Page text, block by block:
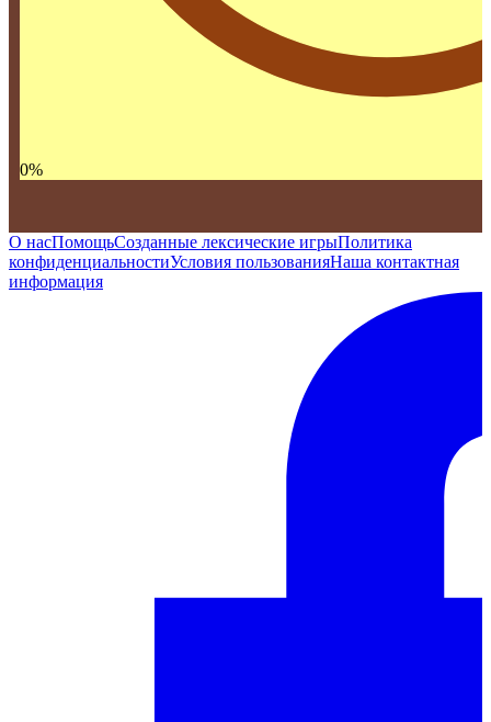
0%
О насПомощьСозданные лексические игрыПолитика
конфиденциальностиУсловия пользованияНаша контактная
информация